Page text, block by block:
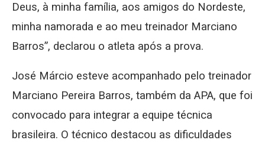
Deus, à minha família, aos amigos do Nordeste,
minha namorada e ao meu treinador Marciano
Barros”, declarou o atleta após a prova.
José Márcio esteve acompanhado pelo treinador
Marciano Pereira Barros, também da APA, que foi
convocado para integrar a equipe técnica
brasileira. O técnico destacou as dificuldades